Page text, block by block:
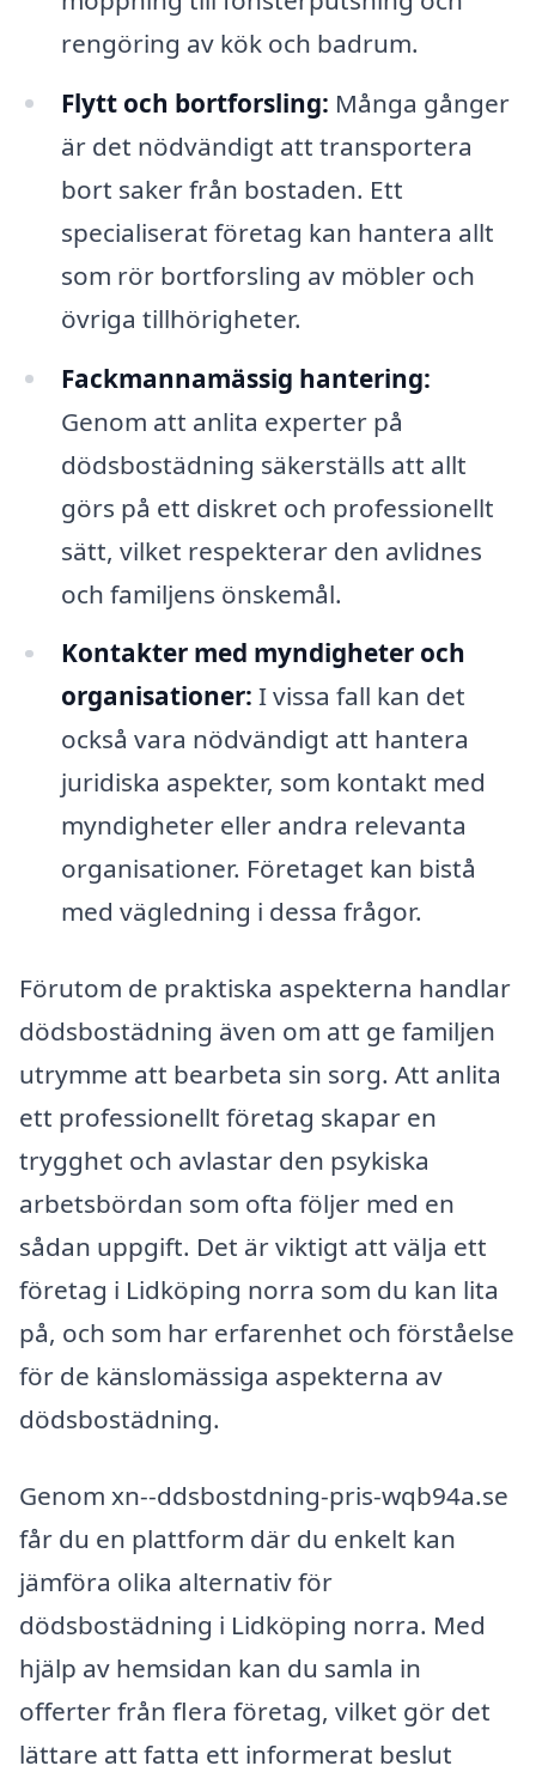
rengöring av kök och badrum.
Flytt och bortforsling: Många gånger
är det nödvändigt att transportera
bort saker från bostaden. Ett
specialiserat företag kan hantera allt
som rör bortforsling av möbler och
övriga tillhörigheter.
Fackmannamässig hantering:
Genom att anlita experter på
dödsbostädning säkerställs att allt
görs på ett diskret och professionellt
sätt, vilket respekterar den avlidnes
och familjens önskemål.
Kontakter med myndigheter och
organisationer: I vissa fall kan det
också vara nödvändigt att hantera
juridiska aspekter, som kontakt med
myndigheter eller andra relevanta
organisationer. Företaget kan bistå
med vägledning i dessa frågor.
Förutom de praktiska aspekterna handlar
dödsbostädning även om att ge familjen
utrymme att bearbeta sin sorg. Att anlita
ett professionellt företag skapar en
trygghet och avlastar den psykiska
arbetsbördan som ofta följer med en
sådan uppgift. Det är viktigt att välja ett
företag i Lidköping norra som du kan lita
på, och som har erfarenhet och förståelse
för de känslomässiga aspekterna av
dödsbostädning.
Genom xn--ddsbostdning-pris-wqb94a.se
får du en plattform där du enkelt kan
jämföra olika alternativ för
dödsbostädning i Lidköping norra. Med
hjälp av hemsidan kan du samla in
offerter från flera företag, vilket gör det
lättare att fatta ett informerat beslut